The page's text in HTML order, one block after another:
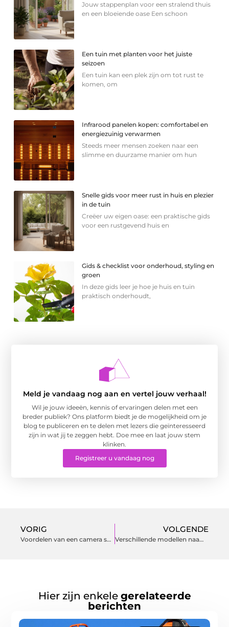
Jouw stappenplan voor een stralend thuis
en een bloeiende oase Een schoon
Een tuin met planten voor het juiste
seizoen
Een tuin kan een plek zijn om tot rust te
komen, om
Infrarood panelen kopen: comfortabel en
energiezuinig verwarmen
Steeds meer mensen zoeken naar een
slimme en duurzame manier om hun
Snelle gids voor meer rust in huis en plezier
in de tuin
Creëer uw eigen oase: een praktische gids
voor een rustgevend huis en
Gids & checklist voor onderhoud, styling en
groen
In deze gids leer je hoe je huis en tuin
praktisch onderhoudt,
Meld je vandaag nog aan en vertel jouw verhaal!
Wil je jouw ideeën, kennis of ervaringen delen met een
breder publiek? Ons platform biedt je de mogelijkheid om je
blog te publiceren en te delen met lezers die geïnteresseerd
zijn in wat jij te zeggen hebt. Doe mee en laat jouw stem
klinken.
Registreer u vandaag nog
VORIG
Voordelen van een camera systeem
VOLGENDE
Verschillende modellen naamplaten tegen scherpe prijzen vind je op denaambordensite.nl
Hier zijn enkele gerelateerde
berichten